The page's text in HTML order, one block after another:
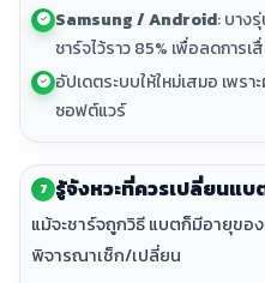
Samsung / Android: บาง
ชาร์จไว้ราว 85% เพื่อลดการเ
อัปเดตระบบให้ใหม่เสมอ เพร
ซอฟต์แวร์
7 รู้จังหวะที่ควรเปลี่ยนแ
แม้จะชาร์จถูกวิธี แบตก็มีอายุขอ
พิจารณาเช็ก/เปลี่ยน